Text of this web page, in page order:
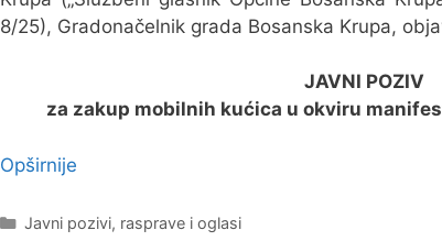
8/25), Gradonačelnik grada Bosanska Krupa,
JAVNI POZIV
za zakup mobilnih kućica u okviru
Opširnije
Kategorije
Javni pozivi, rasprave i oglasi